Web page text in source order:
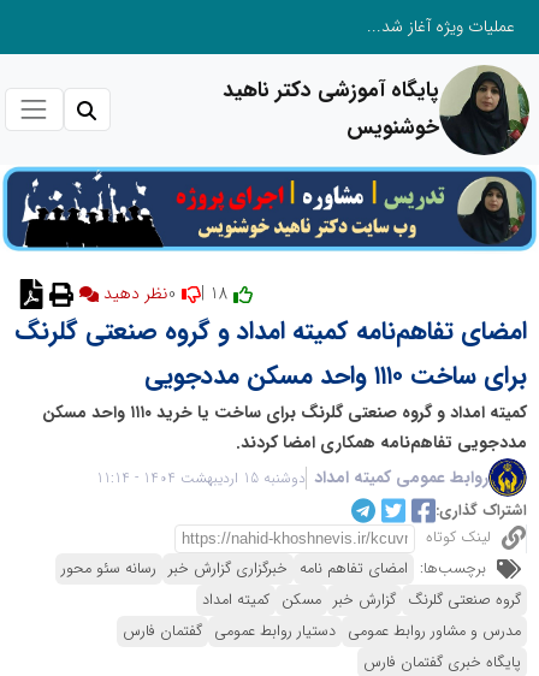
عملیات ویژه آغاز شد...
پایگاه آموزشی دکتر ناهید
خوشنویس
نظر دهید
امضای تفاهم‌نامه کمیته امداد و گروه صنعتی گلرنگ
برای ساخت ۱۱۱۰ واحد مسکن مددجویی
کمیته امداد و گروه صنعتی گلرنگ برای ساخت یا خرید ۱۱۱۰ واحد مسکن
مددجویی تفاهم‌نامه همکاری امضا کردند.
روابط عمومی کمیته امداد دوشنبه 15 اردیبهشت 1404 - 11:14
اشتراک گذاری:
لینک کوتاه
برچسب‌ها: امضای تفاهم نامه خبرگزاری گزارش خبر رسانه سئو محور
گروه صنعتی گلرنگ گزارش خبر مسکن کمیته امداد
مدرس و مشاور روابط عمومی دستیار روابط عمومی گفتمان فارس
پایگاه خبری گفتمان فارس